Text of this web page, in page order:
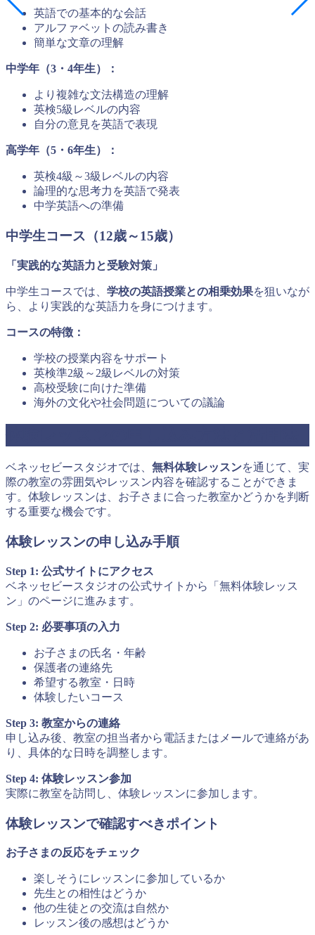
英語での基本的な会話
アルファベットの読み書き
簡単な文章の理解
中学年（3・4年生）：
より複雑な文法構造の理解
英検5級レベルの内容
自分の意見を英語で表現
高学年（5・6年生）：
英検4級～3級レベルの内容
論理的な思考力を英語で発表
中学英語への準備
中学生コース（12歳～15歳）
「実践的な英語力と受験対策」
中学生コースでは、 学校の英語授業との相乗効果を狙いなが
ら、より実践的な英語力を身につけます。
コースの特徴：
学校の授業内容をサポート
英検準2級～2級レベルの対策
高校受験に向けた準備
海外の文化や社会問題についての議論
ベネッセビースタジオでは、 無料体験レッスンを通じて、実
際の教室の雰囲気やレッスン内容を確認することができま
す。体験レッスンは、お子さまに合った教室かどうかを判断
する重要な機会です。
体験レッスンの申し込み手順
Step 1: 公式サイトにアクセス
ベネッセビースタジオの公式サイトから「無料体験レッス
ン」のページに進みます。
Step 2: 必要事項の入力
お子さまの氏名・年齢
保護者の連絡先
希望する教室・日時
体験したいコース
Step 3: 教室からの連絡
申し込み後、教室の担当者から電話またはメールで連絡があ
り、具体的な日時を調整します。
Step 4: 体験レッスン参加
実際に教室を訪問し、体験レッスンに参加します。
体験レッスンで確認すべきポイント
お子さまの反応をチェック
楽しそうにレッスンに参加しているか
先生との相性はどうか
他の生徒との交流は自然か
レッスン後の感想はどうか